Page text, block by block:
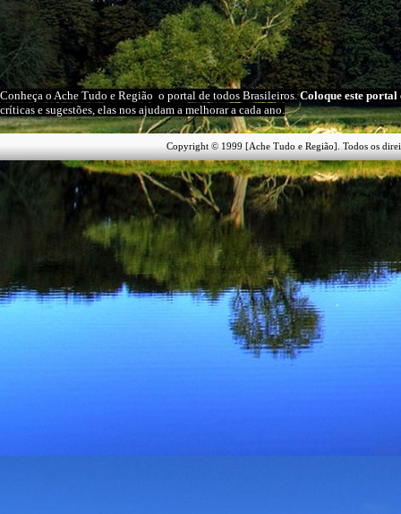
Conheça o Ache Tudo e Região o portal de todos Brasileiros. Coloque este portal
críticas e sugestões, elas nos ajudam a melhorar a cada ano.
Copyright © 1999 [Ache Tudo e Região]. Todos os